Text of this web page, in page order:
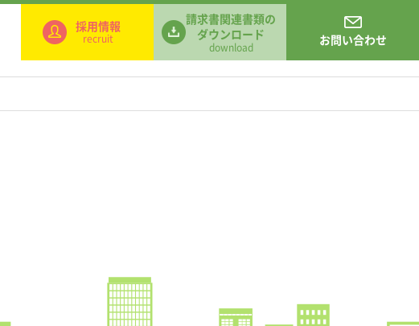
採用情報
recruit
請求書関連書類の
ダウンロード
download
お問い合わせ